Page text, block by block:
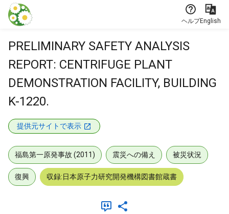
本文に飛ぶ
ヘルプEnglish
PRELIMINARY SAFETY ANALYSIS
REPORT: CENTRIFUGE PLANT
DEMONSTRATION FACILITY, BUILDING
K-1220.
提供元サイトで表示
福島第一原発事故 (2011) 震災への備え 被災状況
復興 収録:日本原子力研究開発機構図書館蔵書